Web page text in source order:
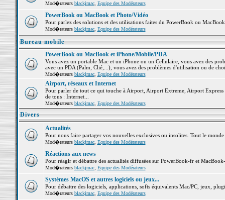
Mod�rateurs blackjmac, Equipe des Modérateurs
PowerBook ou MacBook et Photo/Vidéo
Pour parlez des solutions et des utilisations faites du PowerBook ou
Mod�rateurs blackjmac, Equipe des Modérateurs
Bureau mobile
PowerBook ou MacBook et iPhone/Mobile/PDA
Vous avez un portable Mac et un iPhone ou un Cellulaire, vous avez des
avec un PDA (Palm, Clié,...), vous avez des problèmes d'utilisation ou de
Mod�rateurs blackjmac, Equipe des Modérateurs
Airport, réseaux et Internet
Pour parler de tout ce qui touche à Airport, Airport Extreme, Airport
de tous : Internet...
Mod�rateurs blackjmac, Equipe des Modérateurs
Divers
Actualités
Pour nous faire partager vos nouvelles exclusives ou insolites. Tout le
Mod�rateurs blackjmac, Equipe des Modérateurs
Réactions aux news
Pour réagir et débattre des actualités diffusées sur PowerBook-fr et
Mod�rateurs blackjmac, Equipe des Modérateurs
Systèmes MacOS et autres logiciels ou jeux...
Pour débattre des logiciels, applications, softs équivalents Mac/PC, jeux,
Mod�rateurs blackjmac, Equipe des Modérateurs